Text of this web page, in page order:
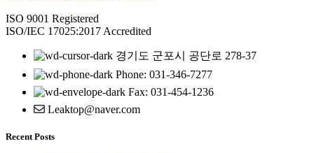
ISO 9001 Registered
ISO/IEC 17025:2017 Accredited
경기도 군포시 공단로 278-37
Phone: 031-346-7277
Fax: 031-454-1236
Leaktop@naver.com
Recent Posts